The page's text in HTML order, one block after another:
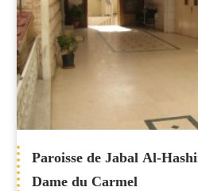
Paroisse de Jabal Al-
Dame du Carmel